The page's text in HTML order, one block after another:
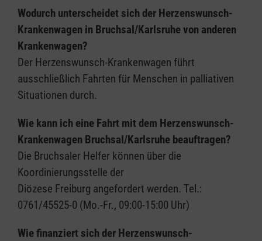
Wodurch unterscheidet sich der Herzenswunsch-
Krankenwagen in Bruchsal/Karlsruhe von anderen
Krankenwagen?
Der Herzenswunsch-Krankenwagen führt
ausschließlich Fahrten für Menschen in palliativen
Situationen durch.
Wie kann ich eine Fahrt mit dem Herzenswunsch-
Krankenwagen Bruchsal/Karlsruhe beauftragen?
Die Bruchsaler Helfer können über die
Koordinierungsstelle der
Diözese Freiburg angefordert werden. Tel.:
0761/45525-0 (Mo.-Fr., 09:00-15:00 Uhr)
Wie finanziert sich der Herzenswunsch-